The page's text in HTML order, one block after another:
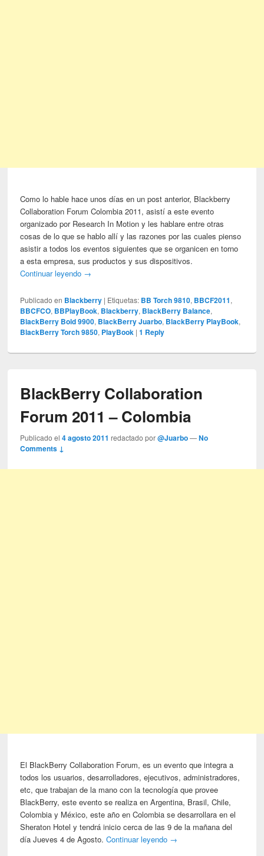
Como lo hable hace unos días en un post anterior, Blackberry
Collaboration Forum Colombia 2011, asistí a este evento
organizado por Research In Motion y les hablare entre otras
cosas de lo que se hablo allí y las razones por las cuales pienso
asistir a todos los eventos siguientes que se organicen en torno
a esta empresa, sus productos y sus dispositivos.
Continuar leyendo →
Publicado en Blackberry | Etiquetas: BB Torch 9810, BBCF2011,
BBCFCO, BBPlayBook, Blackberry, BlackBerry Balance,
BlackBerry Bold 9900, BlackBerry Juarbo, BlackBerry PlayBook,
BlackBerry Torch 9850, PlayBook |1 Reply
BlackBerry Collaboration
Forum 2011 – Colombia
Publicado el4 agosto 2011 redactado por@Juarbo —No
Comments ↓
El BlackBerry Collaboration Forum, es un evento que integra a
todos los usuarios, desarrolladores, ejecutivos, administradores,
etc, que trabajan de la mano con la tecnología que provee
BlackBerry, este evento se realiza en Argentina, Brasil, Chile,
Colombia y México, este año en Colombia se desarrollara en el
Sheraton Hotel y tendrá inicio cerca de las 9 de la mañana del
día Jueves 4 de Agosto.Continuar leyendo →